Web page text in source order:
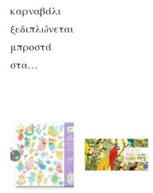
καρναβάλι
ξεδιπλώνεται
μπροστά
στα…